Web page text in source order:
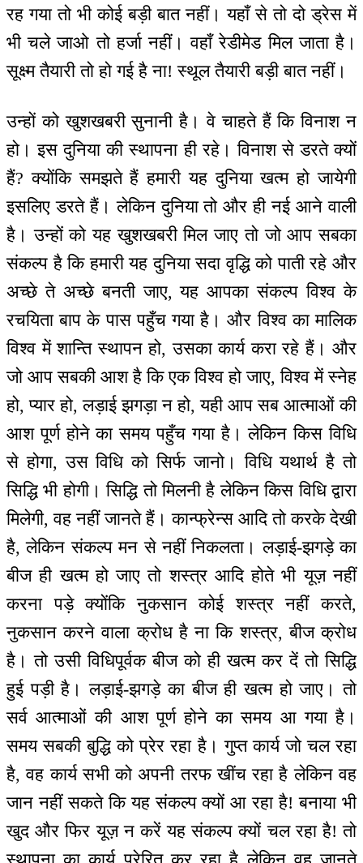
रह गया तो भी कोई बड़ी बात नहीं। यहाँ से तो दो ड्रेस में
भी चले जाओ तो हर्जा नहीं। वहाँ रेडीमेड मिल जाता है।
सूक्ष्म तैयारी तो हो गई है ना! स्थूल तैयारी बड़ी बात नहीं।
उन्हों को खुशखबरी सुनानी है। वे चाहते हैं कि विनाश न
हो। इस दुनिया की स्थापना ही रहे। विनाश से डरते क्यों
हैं? क्योंकि समझते हैं हमारी यह दुनिया खत्म हो जायेगी
इसलिए डरते हैं। लेकिन दुनिया तो और ही नई आने वाली
है। उन्हों को यह खुशखबरी मिल जाए तो जो आप सबका
संकल्प है कि हमारी यह दुनिया सदा वृद्धि को पाती रहे और
अच्छे ते अच्छे बनती जाए, यह आपका संकल्प विश्व के
रचयिता बाप के पास पहुँच गया है। और विश्व का मालिक
विश्व में शान्ति स्थापन हो, उसका कार्य करा रहे हैं। और
जो आप सबकी आश है कि एक विश्व हो जाए, विश्व में स्नेह
हो, प्यार हो, लड़ाई झगड़ा न हो, यही आप सब आत्माओं की
आश पूर्ण होने का समय पहुँच गया है। लेकिन किस विधि
से होगा, उस विधि को सिर्फ जानो। विधि यथार्थ है तो
सिद्धि भी होगी। सिद्धि तो मिलनी है लेकिन किस विधि द्वारा
मिलेगी, वह नहीं जानते हैं। कान्फ्रेन्स आदि तो करके देखी
है, लेकिन संकल्प मन से नहीं निकलता। लड़ाई-झगड़े का
बीज ही खत्म हो जाए तो शस्त्र आदि होते भी यूज़ नहीं
करना पड़े क्योंकि नुकसान कोई शस्त्र नहीं करते,
नुकसान करने वाला क्रोध है ना कि शस्त्र, बीज क्रोध
है। तो उसी विधिपूर्वक बीज को ही खत्म कर दें तो सिद्धि
हुई पड़ी है। लड़ाई-झगड़े का बीज ही खत्म हो जाए। तो
सर्व आत्माओं की आश पूर्ण होने का समय आ गया है।
समय सबकी बुद्धि को प्रेर रहा है। गुप्त कार्य जो चल रहा
है, वह कार्य सभी को अपनी तरफ खींच रहा है लेकिन वह
जान नहीं सकते कि यह संकल्प क्यों आ रहा है! बनाया भी
खुद और फिर यूज़ न करें यह संकल्प क्यों चल रहा है! तो